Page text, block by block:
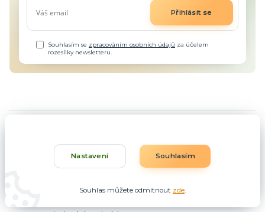
Přihlásit se
Souhlasím se zpracováním osobních údajů za účelem
rozesílky newsletteru.
Informace pro zákazníky
O nás
Jak nakupovat
Nastavení Souhlasím
Souhlas můžete odmítnout zde.